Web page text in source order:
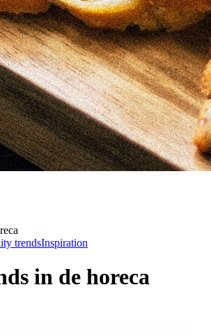
trendsInspiration
in de horeca